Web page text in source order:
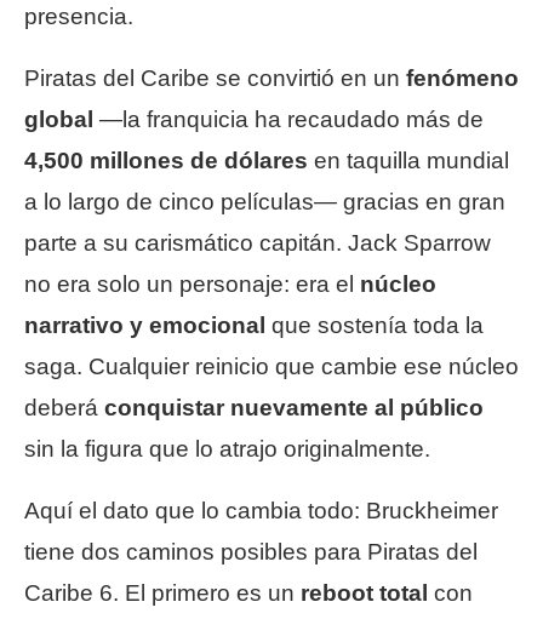
presencia.
Piratas del Caribe se convirtió en un fenómeno
global —la franquicia ha recaudado más de
4,500 millones de dólares en taquilla mundial
a lo largo de cinco películas— gracias en gran
parte a su carismático capitán. Jack Sparrow
no era solo un personaje: era el núcleo
narrativo y emocional que sostenía toda la
saga. Cualquier reinicio que cambie ese núcleo
deberá conquistar nuevamente al público
sin la figura que lo atrajo originalmente.
Aquí el dato que lo cambia todo: Bruckheimer
tiene dos caminos posibles para Piratas del
Caribe 6. El primero es un reboot total con